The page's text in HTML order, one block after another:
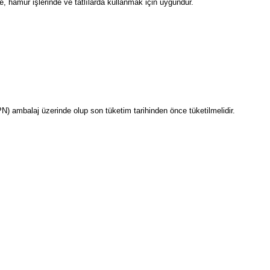
hamur işlerinde ve tatlılarda kullanmak için uygundur.
ambalaj üzerinde olup son tüketim tarihinden önce tüketilmelidir.